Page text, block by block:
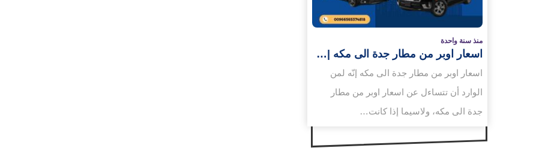
منذ سنة واحدة
اسعار اوبر من مطار جدة الى مكه |…
اسعار اوبر من مطار جدة الى مكه إنّه لمن
الوارد أن تتساءل عن اسعار اوبر من مطار
جدة الى مكه، ولاسيما إذا كانت…